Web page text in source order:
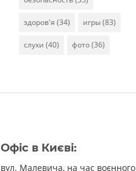
здоров'я (34) игры(83)
слухи (40) фото(36)
Офіс в Києві:
вул. Малевича, на час воєнного